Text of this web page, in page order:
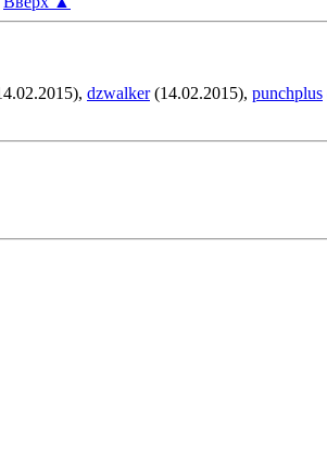
dzwalker(14.02.2015), punchplus